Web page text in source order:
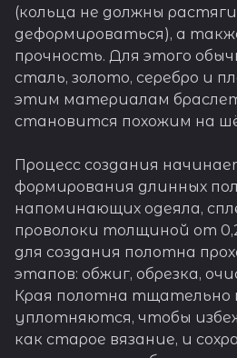
(кольца не должны
деформироваться), а
прочность. Для этого
сталь, золото, серебро и
этим материалам
становится похожим на
Процесс создания
формирования длинных
напоминающих одеяла,
проволоки толщиной от
для создания полотна
этапов: обжиг, обрезка,
Края полотна
уплотняются, чтобы
как старое вязание, и